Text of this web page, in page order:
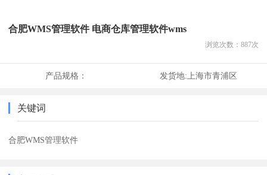
合肥WMS管理软件 电商仓库管理软件wms
浏览次数： 887次
产品规格： 发货地: 上海市青浦区
关键词
合肥WMS管理软件